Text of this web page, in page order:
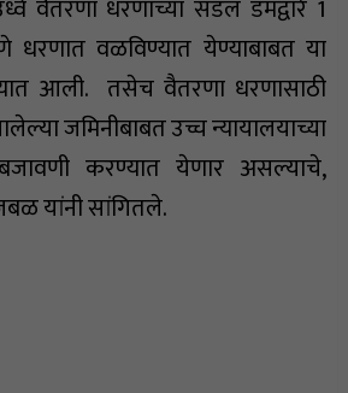
वैतरणा धरणाच्या सॅडल डॅमद्वारे 1
धरणात वळविण्यात येण्याबाबत या
आली. तसेच वैतरणा धरणासाठी
जमिनीबाबत उच्च न्यायालयाच्या
करण्यात येणार असल्याचे,
यांनी सांगितले.